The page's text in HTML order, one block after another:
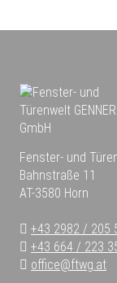
Fenster- und
Bahnstraße 11
AT-3580 Horn
+43 2982 / 205
+43 664 / 223
office@ftwg.at